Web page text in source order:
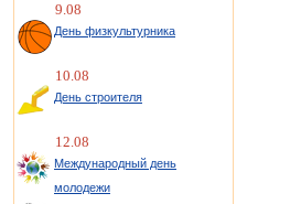
9.08
День физкультурника
10.08
День строителя
12.08
Международный день
молодежи